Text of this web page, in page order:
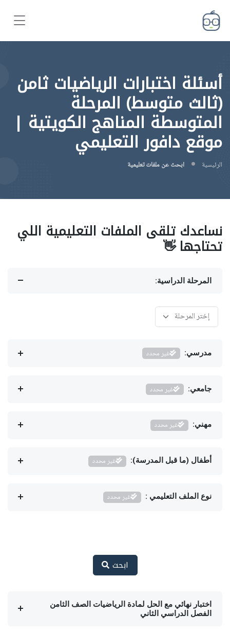
أسئلة اختبارات الرياضيات ثامن
(ثالث متوسط) المرحلة
المتوسطة المناهج الكويتية |
موقع دافور التعليمي
الرئيسية ابحث عن ملفات تعليمية
نساعدك تلقى الملفات التعليمية اللي
تحتاجها 👋
المرحلة الدراسية:
مدرسي: غير محدد
جامعي: غير محدد
مهني: غير محدد
أطفال (ما قبل المدرسة): غير محدد
نوع الملف التعليمي : غير محدد
ابحث
اختبار نهائي مع الحل لمادة الرياضيات الصف الثامن
الفصل الدراسي الثاني